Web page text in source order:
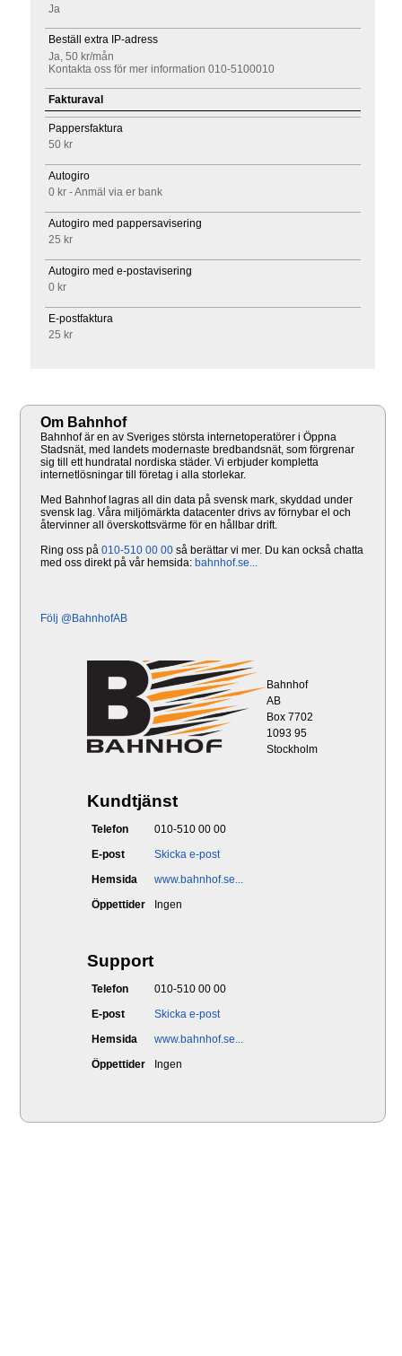
Ja
Beställ extra IP-adress
Ja, 50 kr/mån
Kontakta oss för mer information 010-5100010
Fakturaval
Pappersfaktura
50 kr
Autogiro
0 kr - Anmäl via er bank
Autogiro med pappersavisering
25 kr
Autogiro med e-postavisering
0 kr
E-postfaktura
25 kr
Om Bahnhof
Bahnhof är en av Sveriges största internetoperatörer i Öppna
Stadsnät, med landets modernaste bredbandsnät, som förgrenar
sig till ett hundratal nordiska städer. Vi erbjuder kompletta
internetlösningar till företag i alla storlekar.
Med Bahnhof lagras all din data på svensk mark, skyddad under
svensk lag. Våra miljömärkta datacenter drivs av förnybar el och
återvinner all överskottsvärme för en hållbar drift.
Ring oss på 010-510 00 00 så berättar vi mer. Du kan också chatta
med oss direkt på vår hemsida: bahnhof.se...
Följ @BahnhofAB
Bahnhof
AB
Box 7702
1093 95
Stockholm
Kundtjänst
Telefon
010-510 00 00
E-post
Skicka e-post
Hemsida
www.bahnhof.se...
Öppettider
Ingen
Support
Telefon
010-510 00 00
E-post
Skicka e-post
Hemsida
www.bahnhof.se...
Öppettider
Ingen